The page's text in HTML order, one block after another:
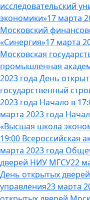
исследовательский
экономики»17 марта
Московский
«Синергия»17 марта
Московская
промышленная
2023 года День
государственный
2023 года Начало в
марта 2023 года
«Высшая школа
19:00 Всероссийская
марта 2023 года
дверей НИУ МГСУ22
День открытых
управления23 марта